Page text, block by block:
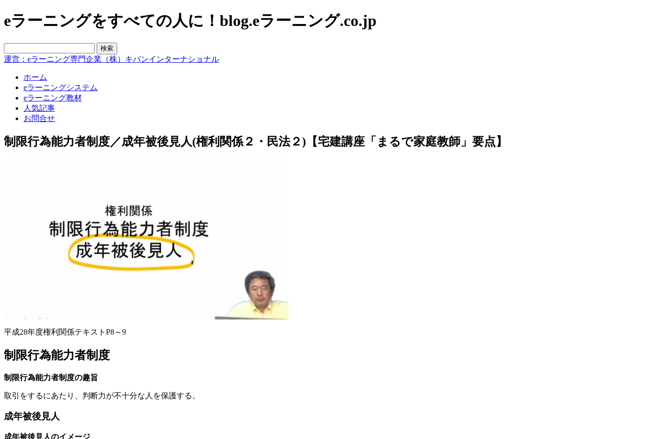
eラーニングをすべての人に！blog.eラーニング.co.jp
運営：eラーニング専門企業（株）キバンインターナショナル
ホーム
eラーニングシステム
eラーニング教材
人気記事
お問合せ
制限行為能力者制度／成年被後見人(権利関係２・民法２)【宅建講座「まるで家庭教師」要点】
平成28年度権利関係テキストP8～9
制限行為能力者制度
制限行為能力者制度の趣旨
取引をするにあたり、判断力が不十分な人を保護する。
成年被後見人
成年被後見人のイメージ